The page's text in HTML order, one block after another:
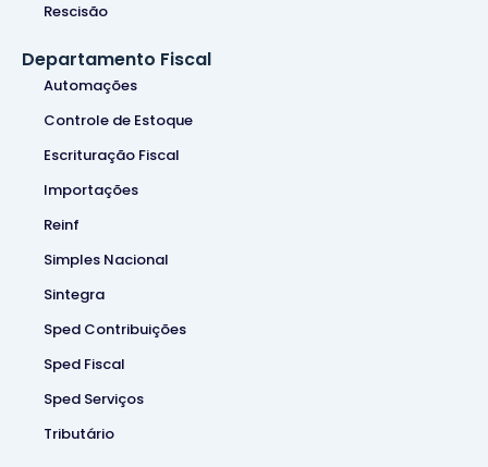
Rescisão
Departamento Fiscal
Automações
Controle de Estoque
Escrituração Fiscal
Importações
Reinf
Simples Nacional
Sintegra
Sped Contribuições
Sped Fiscal
Sped Serviços
Tributário